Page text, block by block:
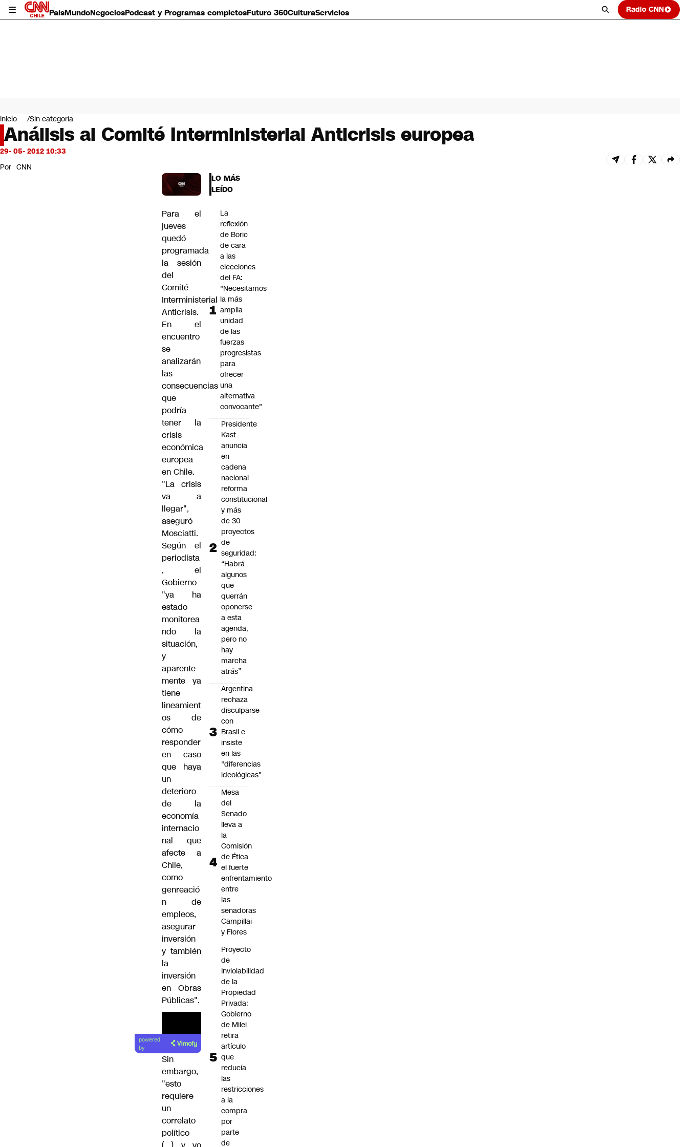
PaísMundoNegociosPodcast y Programas completosFuturo 360CulturaServicios Radio CNN
Mundo
Negocios
Deportes
Programas completos
Servicios
Inicio Sin categoría
Análisis al Comité Interministerial Anticrisis europea
29- 05- 2012 10:33
Por CNN
Para el
jueves
quedó
programada
la sesión
del
Comité
Interministerial
Anticrisis.
En el
encuentro
se
analizarán
las
consecuencias
que
podría
tener la
crisis
económica
europea
en Chile.
"La crisis
va a
llegar",
aseguró
Mosciatti.
Según el
periodista
, el
Gobierno
"ya ha
estado
monitorea
ndo la
situación,
y
aparente
mente ya
tiene
lineamient
os de
cómo
responder
en caso
que haya
un
deterioro
de la
economía
internacio
nal que
afecte a
Chile,
como
genreació
n de
empleos,
asegurar
inversión
y también
la
inversión
en Obras
Públicas".
powered
by
Sin
embargo,
"esto
requiere
un
correlato
político
LO MÁS
LEÍDO
La
reflexión
de Boric
de cara
a las
elecciones
del FA:
"Necesitamos
la más
amplia
unidad
de las
fuerzas
progresistas
para
ofrecer
una
alternativa
convocante"
Presidente
Kast
anuncia
en
cadena
nacional
reforma
constitucional
y más
de 30
proyectos
de
seguridad:
“Habrá
algunos
que
querrán
oponerse
a esta
agenda,
pero no
hay
marcha
atrás”
Argentina
rechaza
disculparse
con
Brasil e
insiste
en las
"diferencias
ideológicas"
Mesa
del
Senado
lleva a
la
Comisión
de Ética
el fuerte
enfrentamiento
entre
las
senadoras
Campillai
y Flores
Proyecto
de
Inviolabilidad
de la
Propiedad
Privada:
Gobierno
de Milei
retira
artículo
que
reducía
las
restricciones
a la
compra
por
parte
de